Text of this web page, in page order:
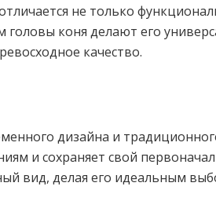
не только
головы коня делают его
качество.
дизайна и
и сохраняет свой
вид, делая его идеальным